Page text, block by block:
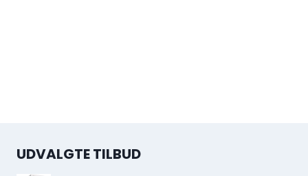
UDVALGTE TILBUD